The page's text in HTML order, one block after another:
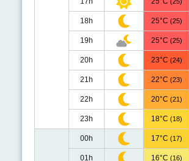
18h 25°C (25)
19h 25°C (25)
20h 23°C (24)
21h 22°C (23)
22h 20°C (21)
23h 18°C (18)
00h 17°C (17)
01h 16°C (16)